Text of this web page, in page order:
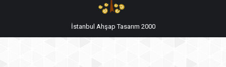
İstanbul Ahşap Tasarım 2000